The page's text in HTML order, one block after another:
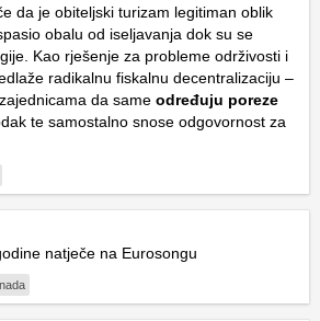
da je obiteljski turizam legitiman oblik
obalu od iseljavanja dok su se
Kao rješenje za probleme održivosti i
radikalnu fiskalnu decentralizaciju –
da same određuju poreze
te samostalno snose odgovornost za
natječe na Eurosongu